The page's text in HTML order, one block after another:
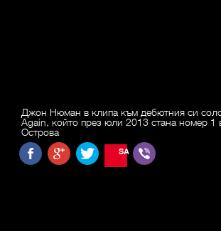
Джон Нюман в клипа към дебютния си
Again, който през юли 2013 стана номер 1
Острова
SAVE